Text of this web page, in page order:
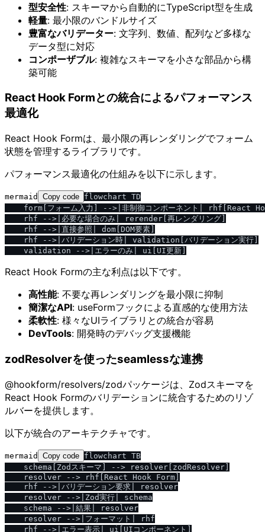
型安全性: スキーマから自動的にTypeScript型を生成
軽量: 最小限のバンドルサイズ
豊富なバリデーター: 文字列、数値、配列など多様な
データ型に対応
コンポーザブル: 複雑なスキーマを小さな部品から構
築可能
React Hook Formとの統合によるパフォーマンス
最適化
React Hook Formは、最小限の再レンダリングでフォーム
状態を管理するライブラリです。
パフォーマンス最適化の仕組みを以下に示します。
mermaid Copy code flowchart TD
form[フォーム入力] -->|非制御コンポーネント| rhf[React
    rhf -->|必要な場合のみ| rerender[再レンダリング]
    rhf -->|直接参照| dom[DOM要素]
    rhf -->|バリデーション時| validation[バリデーション実行]
React Hook Formの主な利点は以下です。
高性能: 不要な再レンダリングを最小限に抑制
簡潔なAPI: useFormフックによる直感的な使用方法
柔軟性: 様々なUIライブラリとの統合が容易
DevTools: 開発時のデバッグ支援機能
zodResolverを使ったseamlessな連携
@hookform/resolvers/zodパッケージは、Zodスキーマを
React Hook Formのバリデーションに統合するためのリゾ
ルバーを提供します。
以下が統合のアーキテクチャです。
mermaid Copy code flowchart TB
    schema[Zodスキーマ] --> resolver[zodResolver]
    resolver --> rhf[React Hook Form]
    rhf -->|バリデーション要求| resolver
    resolver -->|Zod実行| schema
    schema -->|結果| resolver
    resolver -->|フォーマット| rhf